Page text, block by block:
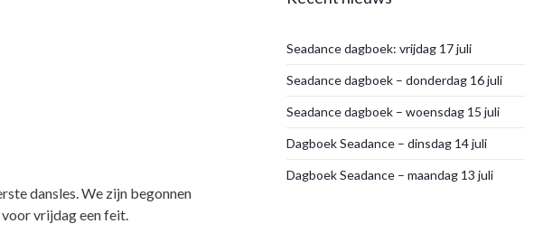
dansles. We zijn begonnen
voor vrijdag een feit.
Seadance dagboek: vrijdag 17 juli
Seadance dagboek – donderdag 16 juli
Seadance dagboek – woensdag 15 juli
Dagboek Seadance – dinsdag 14 juli
Dagboek Seadance – maandag 13 juli